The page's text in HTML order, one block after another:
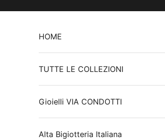
HOME
TUTTE LE COLLEZIONI
Gioielli VIA CONDOTTI
Alta Bigiotteria Italiana